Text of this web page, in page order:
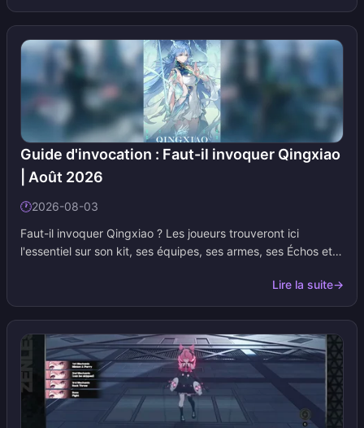
nouvelles révélations du lore. Ajoutez-la à vos signets et
revenez plus tard pour les prochaines mises à jour de
Hoyoverse.
Guide d'invocation : Faut-il invoquer Qingxiao
| Août 2026
🕐2026-08-03
Faut-il invoquer Qingxiao ? Les joueurs trouveront ici
l'essentiel sur son kit, ses équipes, ses armes, ses Échos et
Mettez cette page dans vos favoris. Nous mettons à jour les
tableaux dès que Kuro valide les multiplieurs et les
personnages de la bannière.
Lire la suite→